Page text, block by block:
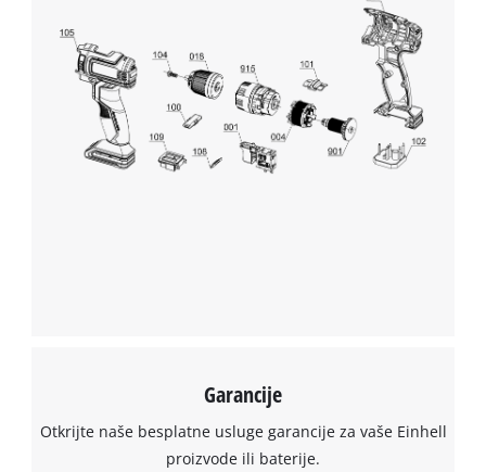
Garancije
Otkrijte naše besplatne usluge garancije za vaše Einhell
proizvode ili baterije.